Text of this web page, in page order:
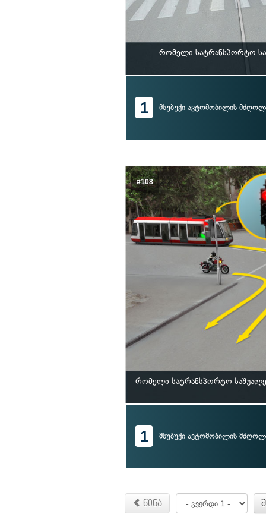
რომელი სატრანსპორტო
1 მსუბუქი ავტომობილის
#108
რომელი სატრანსპორტო
1 მსუბუქი ავტომობილის
წინა